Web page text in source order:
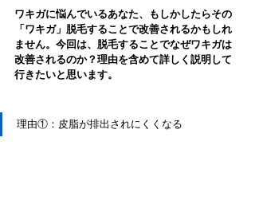
ワキガに悩んでいるあなた、もしかしたらその
「ワキガ」脱毛することで改善されるかもしれ
ません。今回は、脱毛することでなぜワキガは
改善されるのか？理由を含めて詳しく説明して
行きたいと思います。
理由①：皮脂が排出されにくくなる